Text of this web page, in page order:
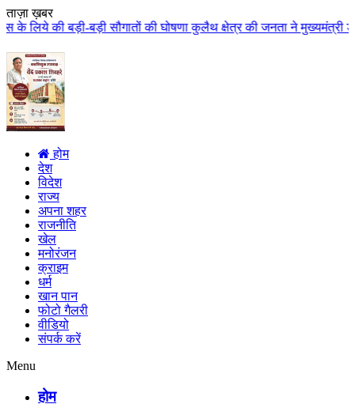
ताज़ा ख़बर
की घोषणा कुलैथ क्षेत्र की जनता ने मुख्यमंत्री डॉ. यादव का किया
होम
देश
विदेश
राज्य
अपना शहर
राजनीति
खेल
मनोरंजन
क्राइम
धर्म
खान पान
फोटो गैलरी
वीडियो
संपर्क करें
Menu
होम